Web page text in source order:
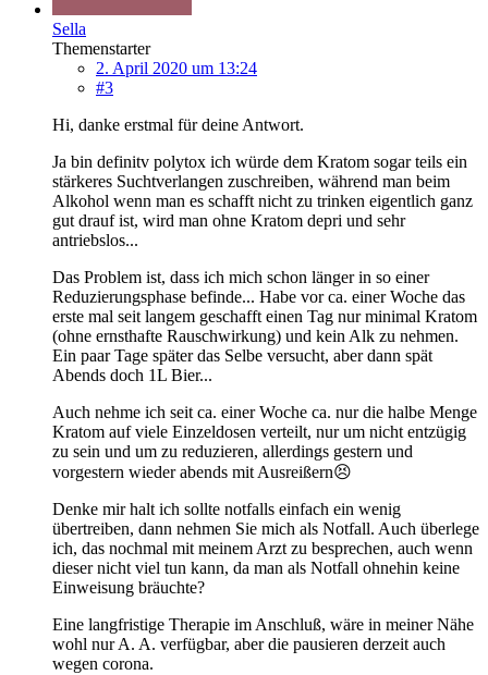
Sella
Themenstarter
2. April 2020 um 13:24
#3
Hi, danke erstmal für deine Antwort.
Ja bin definitv polytox ich würde dem Kratom sogar teils ein
stärkeres Suchtverlangen zuschreiben, während man beim
Alkohol wenn man es schafft nicht zu trinken eigentlich ganz
gut drauf ist, wird man ohne Kratom depri und sehr
antriebslos...
Das Problem ist, dass ich mich schon länger in so einer
Reduzierungsphase befinde... Habe vor ca. einer Woche das
erste mal seit langem geschafft einen Tag nur minimal Kratom
(ohne ernsthafte Rauschwirkung) und kein Alk zu nehmen.
Ein paar Tage später das Selbe versucht, aber dann spät
Abends doch 1L Bier...
Auch nehme ich seit ca. einer Woche ca. nur die halbe Menge
Kratom auf viele Einzeldosen verteilt, nur um nicht entzügig
zu sein und um zu reduzieren, allerdings gestern und
vorgestern wieder abends mit Ausreißern😣
Denke mir halt ich sollte notfalls einfach ein wenig
übertreiben, dann nehmen Sie mich als Notfall. Auch überlege
ich, das nochmal mit meinem Arzt zu besprechen, auch wenn
dieser nicht viel tun kann, da man als Notfall ohnehin keine
Einweisung bräuchte?
Eine langfristige Therapie im Anschluß, wäre in meiner Nähe
wohl nur A. A. verfügbar, aber die pausieren derzeit auch
wegen corona.